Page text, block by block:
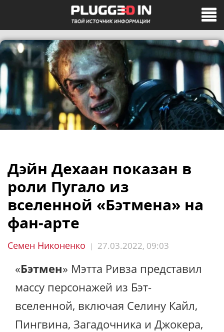
Дэйн Дехаан показан в
роли Пугало из
вселенной «Бэтмена» на
фан-арте
Семен Никоненко | 27.03.2022, 09:03
«Бэтмен» Мэтта Ривза представил
массу персонажей из Бэт-
вселенной, включая Селину Кайл,
Пингвина, Загадочника и Джокера,